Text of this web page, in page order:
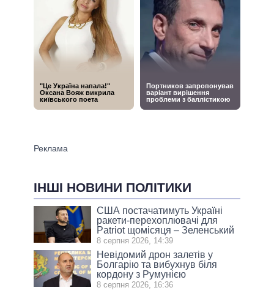
ІНШІ НОВИНИ ПОЛІТИКИ
США постачатимуть Україні
ракети-перехоплювачі для
Patriot щомісяця – Зеленський
8 серпня 2026, 14:39
Невідомий дрон залетів у
Болгарію та вибухнув біля
кордону з Румунією
8 серпня 2026, 16:36